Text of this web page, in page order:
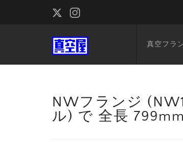
真空フラ
NWフランジ
ル) で 全長